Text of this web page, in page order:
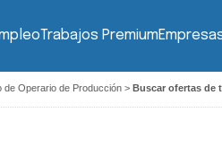
Trabajos Premium
de Operario de Producción > Buscar ofertas de